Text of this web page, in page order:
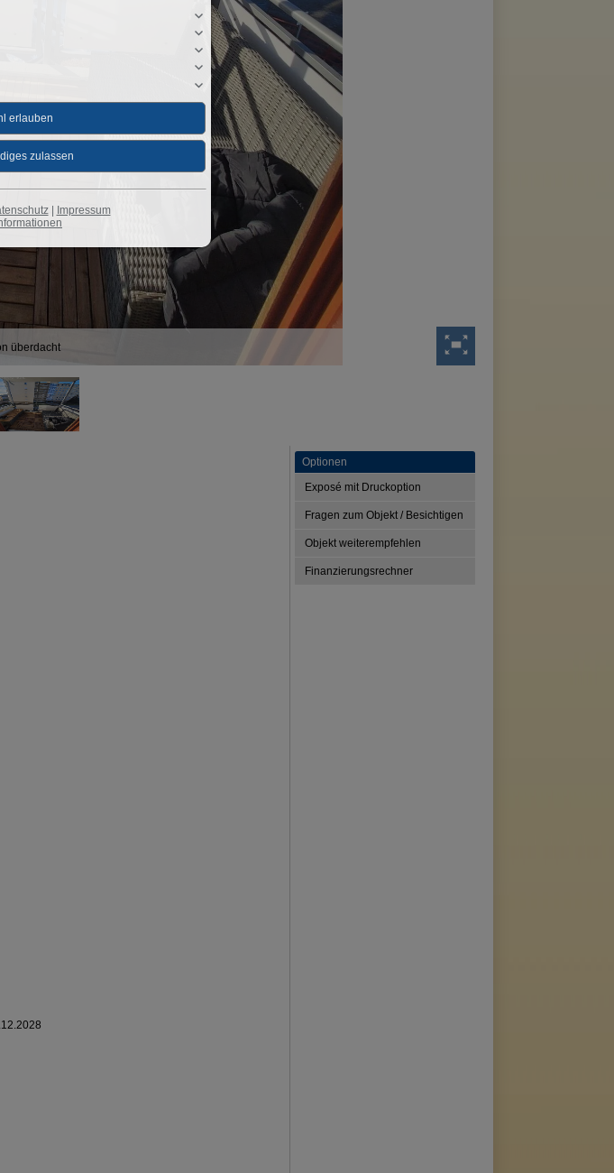
überdacht
Optionen
Exposé mit Druckoption
Fragen zum Objekt / Besichtigen
Objekt weiterempfehlen
Finanzierungsrechner
| Impressum
Es werden nur Drittanbieter-Inhalte oder die Cookie-Arten zugelassen
Es werden nur die technisch notwendigen Cookies zugelassen und
Sie können Ihre Cookie-Einstellung jederzeit hier ändern: